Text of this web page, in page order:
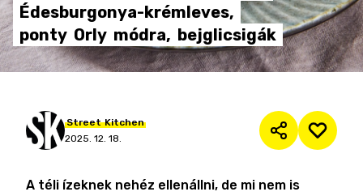
Édesburgonya-krémleves,
ponty Orly módra, bejglicsigák
Street Kitchen
2025. 12. 18.
A téli ízeknek nehéz ellenállni, de mi nem is